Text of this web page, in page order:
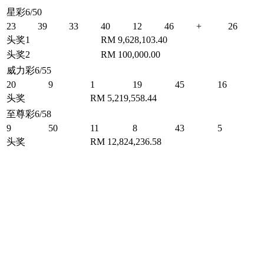
星彩6/50
23
39 33 40 12 46 +
26
头奖1
RM 9,628,103.40
头奖2
RM 100,000.00
威力彩6/55
20
9 1 19 45
16
头奖
RM 5,219,558.44
至尊彩6/58
9
50 11 8 43
5
头奖
RM 12,824,236.58